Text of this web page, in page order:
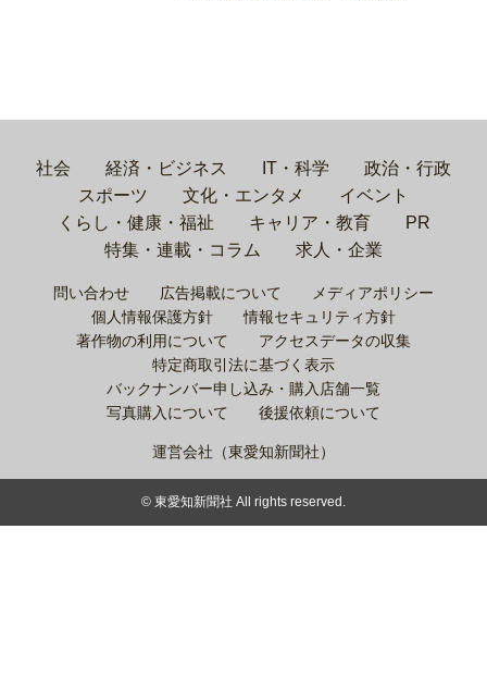
社会 経済・ビジネス IT・科学
政治・行政
スポーツ
文化・エンタメ
イベント
くらし・健康・福祉
キャリア・教育
PR
特集・連載・コラム
求人・企業
問い合わせ 広告掲載について
メディアポリシー
個人情報保護方針
情報セキュリティ方針
著作物の利用について
アクセスデータの収集
特定商取引法に基づく表示
バックナンバー申し込み・購入店舗一覧
写真購入について
後援依頼について
運営会社（東愛知新聞社）
© 東愛知新聞社 All rights reserved.